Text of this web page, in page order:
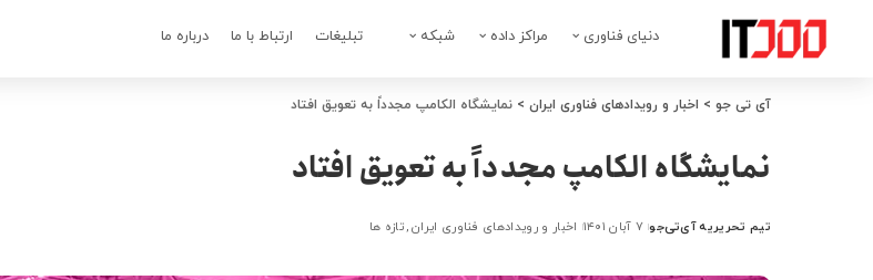
دنیای فناوری مراکز داده شبکه تبلیغات ارتباط با ما درباره ما
آی تی جو > اخبار و رویدادهای فناوری ایران > نمایشگاه الکامپ مجدداً به تعویق افتاد
نمایشگاه الکامپ مجدداً به تعویق افتاد
ارسال
توسط
تیم تحریریه آی‌تی‌جو ۷ آبان ۱۴۰۱ اخبار و رویدادهای فناوری ایران تازه ها